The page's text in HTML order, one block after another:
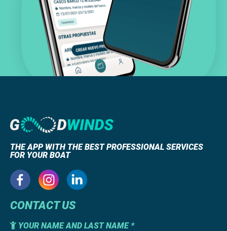
THE APP WITH THE BEST PROFESSIONAL SERVICES
FOR YOUR BOAT
CONTACT US
YOUR NAME AND LAST NAME *